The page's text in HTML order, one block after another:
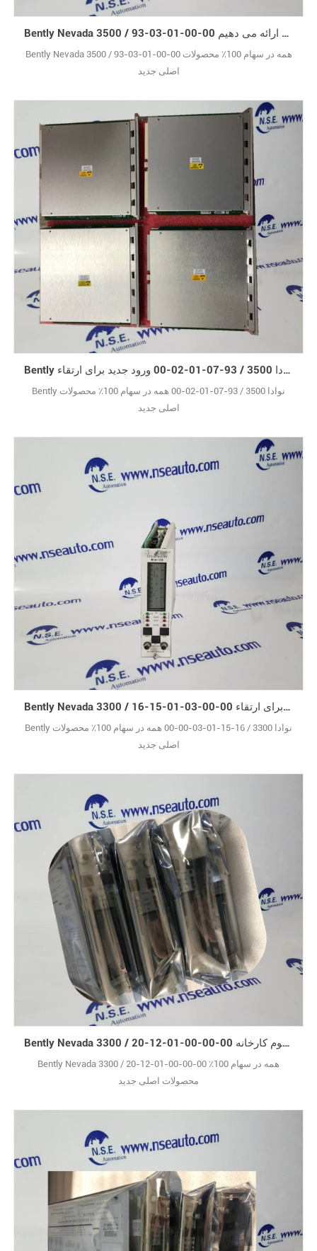
Bently Nevada 3500 / 93-03-01-00-00 ما 12 ماه گارانتی ارائه می دهیم
Bently Nevada 3500 / 93-03-01-00-00 همه در سهام 100٪ محصولات
اصلی جدید
Bently نوادا 3500 / 93-07-01-02-00 ورود جدید برای ارتقاء
Bently نوادا 3500 / 93-07-01-02-00 همه در سهام 100٪ محصولات
اصلی جدید
Bently Nevada 3300 / 16-15-01-03-00-00 تازه وارد برای ارتقاء
Bently نوادا 3300 / 16-15-01-03-00-00 همه در سهام 100٪ محصولات
اصلی جدید
Bently Nevada 3300 / 20-12-01-00-00-00 اصل جدید با جعبه مهر و موم کارخانه
Bently Nevada 3300 / 20-12-01-00-00-00 همه در سهام 100٪
محصولات اصلی جدید